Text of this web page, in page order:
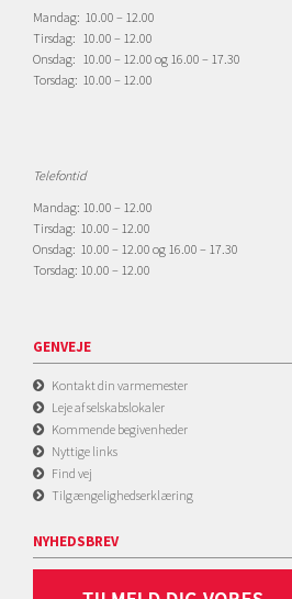
Mandag: 10.00 – 12.00
Tirsdag: 10.00 – 12.00
Onsdag: 10.00 – 12.00 og 16.00 – 17.30
Torsdag: 10.00 – 12.00
Telefontid
Mandag: 10.00 – 12.00
Tirsdag: 10.00 – 12.00
Onsdag: 10.00 – 12.00 og 16.00 – 17.30
Torsdag: 10.00 – 12.00
GENVEJE
Kontakt din varmemester
Leje af selskabslokaler
Kommende begivenheder
Nyttige links
Find vej
Tilgængelighedserklæring
NYHEDSBREV